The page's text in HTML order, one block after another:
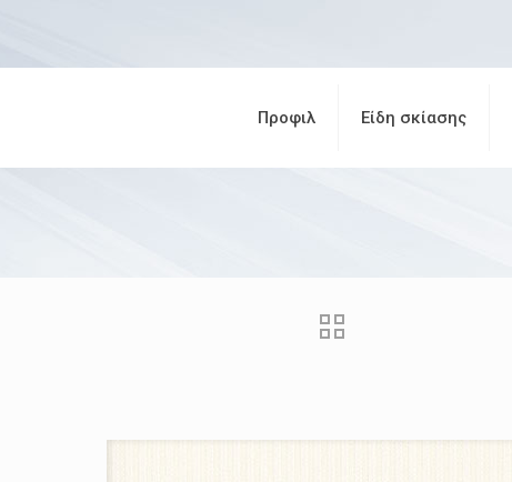
Προφιλ Είδη σκίασης